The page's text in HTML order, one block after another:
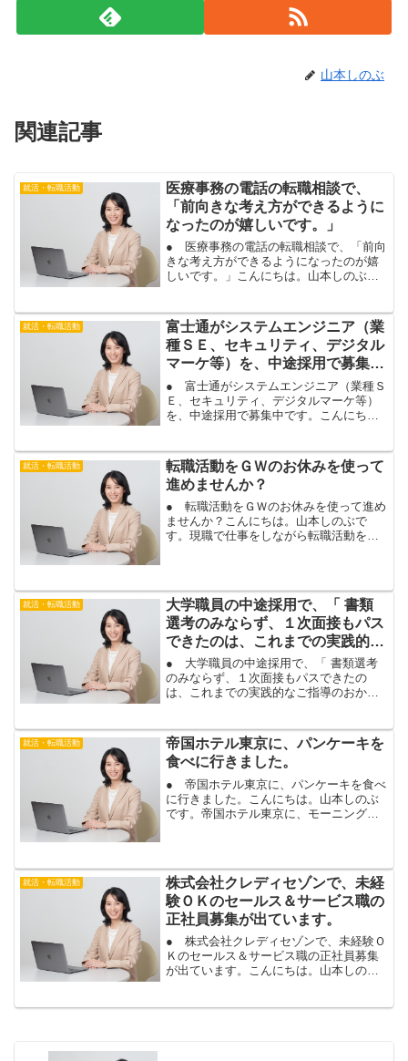
山本しのぶ
関連記事
就活・転職活動
医療事務の電話の転職相談で、
「前向きな考え方ができるように
なったのが嬉しいです。」
● 医療事務の電話の転職相談で、「前向
きな考え方ができるようになったのが嬉
しいです。」こんにちは。山本しのぶで
転職相談を行いました。今の会社に不満
がある場合も、状況を整...
就活・転職活動
富士通がシステムエンジニア（業
種ＳＥ、セキュリティ、デジタル
マーケ等）を、中途採用で募集中
です。
● 富士通がシステムエンジニア（業種Ｓ
Ｅ、セキュリティ、デジタルマーケ等）
を、中途採用で募集中です。こんにち
集中です。富士通のシステムエンジニア
（ＳＥ）の求人詳細は、こち...
就活・転職活動
転職活動をＧＷのお休みを使って
進めませんか？
● 転職活動をＧＷのお休みを使って進め
ませんか？こんにちは。山本しのぶで
す。現職で仕事をしながら転職活動を行
ウィークは絶好の機会です...
就活・転職活動
大学職員の中途採用で、「 書類
選考のみならず、１次面接もパス
できたのは、これまでの実践的な
ご指導のおかげだと思っていま
す。」
● 大学職員の中途採用で、「 書類選考
のみならず、１次面接もパスできたの
は、これまでの実践的なご指導のおかげ
を行ったお客様から、大学職員の１次面
接合格のご報告を頂きまし...
就活・転職活動
帝国ホテル東京に、パンケーキを
食べに行きました。
● 帝国ホテル東京に、パンケーキを食べ
に行きました。こんにちは。山本しのぶ
です。帝国ホテル東京に、モーニング
初めて、行ってみました。...
就活・転職活動
株式会社クレディセゾンで、未経
験ＯＫのセールス＆サービス職の
正社員募集が出ています。
● 株式会社クレディセゾンで、未経験Ｏ
Ｋのセールス＆サービス職の正社員募集
が出ています。こんにちは。山本しのぶ